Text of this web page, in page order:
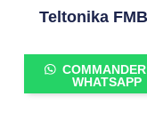
Teltonika
WHATSAPP